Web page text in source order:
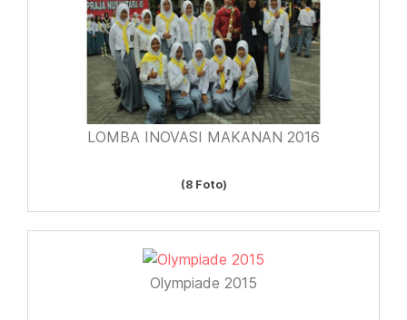
LOMBA INOVASI MAKANAN 2016
(8 Foto)
Olympiade 2015